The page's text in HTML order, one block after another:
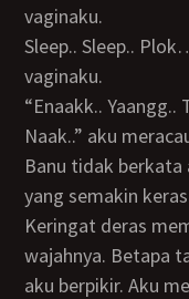
vaginaku.
Sleep.. Sleep.. Plok… suara kocokan kontol banu di
vaginaku.
“Enaakk..
Naak..” aku
Banu tidak berkata apa-apa. Hanya desahan-desahan
yang semakin
Keringat deras
wajahnya. Betapa
aku berpikir. Aku